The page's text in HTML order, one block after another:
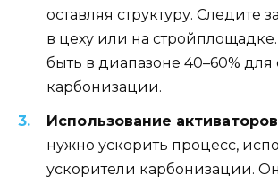
оставляя структуру. Следите
в цеху или на
быть в диапазоне 40–60%
карбонизации.
Использование
нужно ускорить процесс,
ускорители карбонизации.